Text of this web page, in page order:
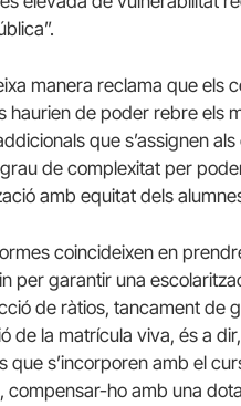
manera reclama que els
haurien de poder rebre els
que s’assignen
de complexitat per
amb equitat dels
coincideixen en
per garantir una
de ràtios, tancament de
de la matrícula viva, és a
que s’incorporen amb el
compensar-ho amb una